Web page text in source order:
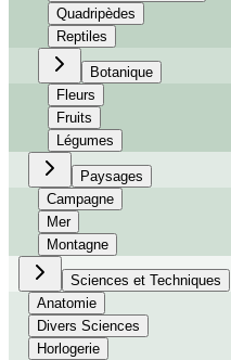
Quadripèdes
Reptiles
Botanique
Fleurs
Fruits
Légumes
Paysages
Campagne
Mer
Montagne
Sciences et Techniques
Anatomie
Divers Sciences
Horlogerie